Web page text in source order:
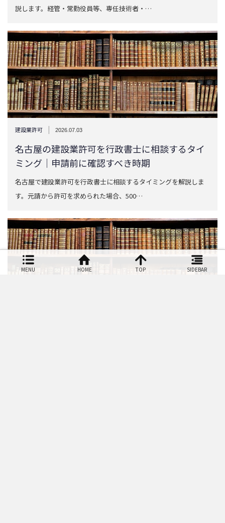
説します。経管・常勤役員等、専任技術者・…
建設業許可 | 2026.07.03
名古屋の建設業許可を行政書士に相談するタイ
ミング｜申請前に確認すべき時期
名古屋で建設業許可を行政書士に相談するタイミングを解説しま
す。元請から許可を求められた場合、500…